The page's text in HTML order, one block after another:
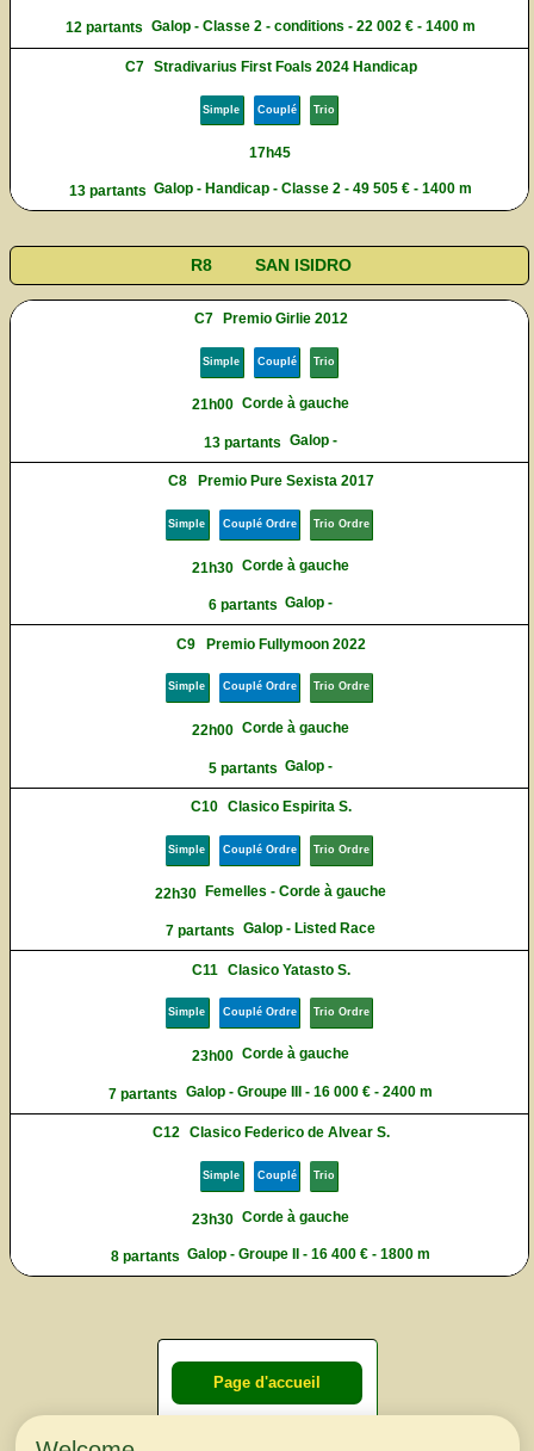
12 partants Galop - Classe 2 - conditions - 22 002 € - 1400 m
C7 Stradivarius First Foals 2024 Handicap
Simple Couplé Trio
17h45
13 partants Galop - Handicap - Classe 2 - 49 505 € - 1400 m
R8 SAN ISIDRO
C7 Premio Girlie 2012
Simple Couplé Trio
21h00 Corde à gauche
13 partants Galop -
C8 Premio Pure Sexista 2017
Simple Couplé Ordre Trio Ordre
21h30 Corde à gauche
6 partants Galop -
C9 Premio Fullymoon 2022
Simple Couplé Ordre Trio Ordre
22h00 Corde à gauche
5 partants Galop -
C10 Clasico Espirita S.
Simple Couplé Ordre Trio Ordre
22h30 Femelles - Corde à gauche
7 partants Galop - Listed Race
C11 Clasico Yatasto S.
Simple Couplé Ordre Trio Ordre
23h00 Corde à gauche
7 partants Galop - Groupe III - 16 000 € - 2400 m
C12 Clasico Federico de Alvear S.
Simple Couplé Trio
23h30 Corde à gauche
8 partants Galop - Groupe II - 16 400 € - 1800 m
Page d'accueil